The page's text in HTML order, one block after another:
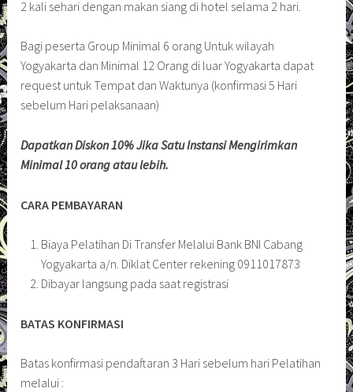
2 kali sehari dengan makan siang di hotel selama 2 hari.
Bagi peserta Group Minimal 6 orang Untuk wilayah
Yogyakarta dan Minimal 12 Orang di luar Yogyakarta dapat
request untuk Tempat dan Waktunya (konfirmasi 5 Hari
sebelum Hari pelaksanaan)
Dapatkan Diskon 10% Jika Satu Instansi Mengirimkan
Minimal 10 orang atau lebih.
CARA PEMBAYARAN
Biaya Pelatihan Di Transfer Melalui Bank BNI Cabang
Yogyakarta a/n. Diklat Center rekening 0911017873
Dibayar langsung pada saat registrasi
BATAS KONFIRMASI
Batas konfirmasi pendaftaran 3 Hari sebelum hari Pelatihan
melalui :